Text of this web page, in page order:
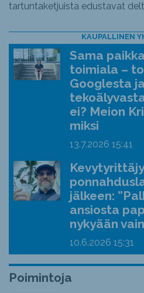
tartuntaketjuista edustavat
KAUPALLINEN
Sama
toimiala –
Googlesta ja
ei? Meion
miksi
13.7.2026 15:41
jälkeen:
ansiosta
nykyään
10.6.2026 15:31
Poimintoja